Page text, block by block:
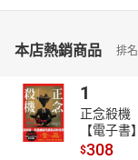
本店熱銷商品 排
1
正念殺機
【電子書】
$308